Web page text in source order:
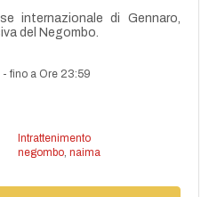
internazionale di Gennaro,
del Negombo.
-fino a Ore 23:59
Intrattenimento
negombo, naima